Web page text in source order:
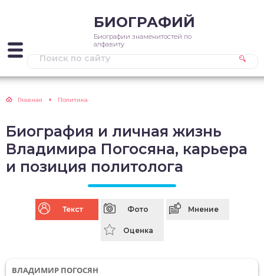
БИОГРАФИЙ
Биографии знаменитостей по
алфавиту
Главная Политика
Биография и личная жизнь
Владимира Погосяна, карьера
и позиция политолога
Текст Фото Мнение
Оценка
ВЛАДИМИР ПОГОСЯН